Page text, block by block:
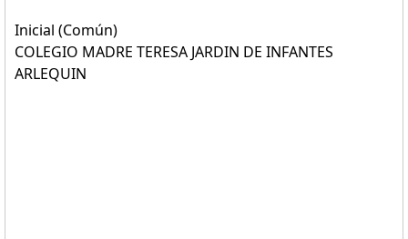
Inicial (Común)
COLEGIO MADRE TERESA JARDIN DE INFANTES
ARLEQUIN